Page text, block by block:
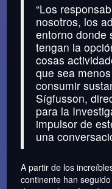
“Los
nosotros, los
entorno donde
tengan la
cosas
que sea
consumir
Sígfusson,
para la
impulsor de
una
A partir de los
continente han